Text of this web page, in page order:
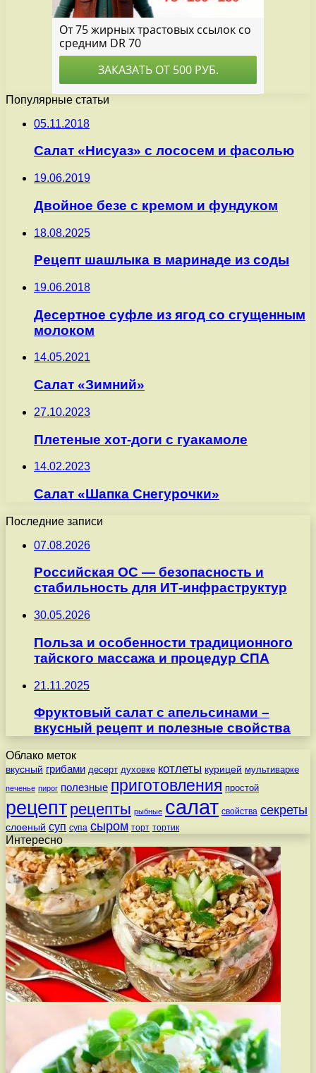
Популярные статьи
05.11.2018
Салат «Нисуаз» с лососем и фасолью
19.06.2019
Двойное безе с кремом и фундуком
18.08.2025
Рецепт шашлыка в маринаде из соды
19.06.2018
Десертное суфле из ягод со сгущенным
молоком
14.05.2021
Салат «Зимний»
27.10.2023
Плетеные хот-доги с гуакамоле
14.02.2023
Салат «Шапка Снегурочки»
Последние записи
07.08.2026
Российская ОС — безопасность и
стабильность для ИТ-инфраструктур
30.05.2026
Польза и особенности традиционного
тайского массажа и процедур СПА
21.11.2025
Фруктовый салат с апельсинами –
вкусный рецепт и полезные свойства
Облако меток
вкусный грибами десерт духовке котлеты курицей мультиварке
печенье пирог полезные приготовления простой
рецепт рецепты рыбные салат свойства секреты
слоеный суп супа сыром торт тортик
Интересно